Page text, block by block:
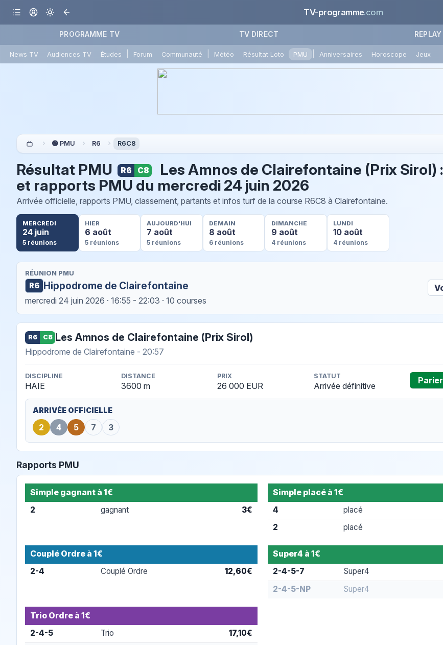
TV-programme.com
PROGRAMME TV TV DIRECT REPLAY
News TV Audiences TV Études Forum Communauté Météo Résultat Loto PMU Anniversaires Horoscope Jeux
🟢 PMU R6 R6C8
Résultat PMU R6 C8
Les Amnos de Clairefontaine (Prix Sirol)
et rapports PMU du mercredi 24 juin 2026
Arrivée officielle, rapports PMU, classement, partants et infos turf de la course R6C8 à Clairefontaine.
MERCREDI
24 juin
5 réunions
HIER
6 août
5 réunions
AUJOURD'HUI
7 août
5 réunions
DEMAIN
8 août
6 réunions
DIMANCHE
9 août
4 réunions
LUNDI
10 août
4 réunions
RÉUNION PMU
R6 Hippodrome de Clairefontaine
mercredi 24 juin 2026 · 16:55 - 22:03 · 10 courses
R6 C8 Les Amnos de Clairefontaine (Prix Sirol)
Hippodrome de Clairefontaine - 20:57
DISCIPLINE
HAIE
DISTANCE
3600 m
PRIX
26 000 EUR
STATUT
Arrivée définitive
ARRIVÉE OFFICIELLE
2 4 5 7 3
Rapports PMU
Simple gagnant à 1€
2 gagnant 3€
Simple placé à 1€
4 placé
2
placé
Couplé Ordre à 1€
2-4 Couplé Ordre 12,60€
Super4 à 1€
2-4-5-7 Super4
2-4-5-NP
Super4
Trio Ordre à 1€
2-4-5 Trio
17,10€